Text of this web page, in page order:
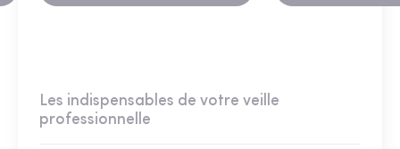
Les indispensables de votre veille
professionnelle